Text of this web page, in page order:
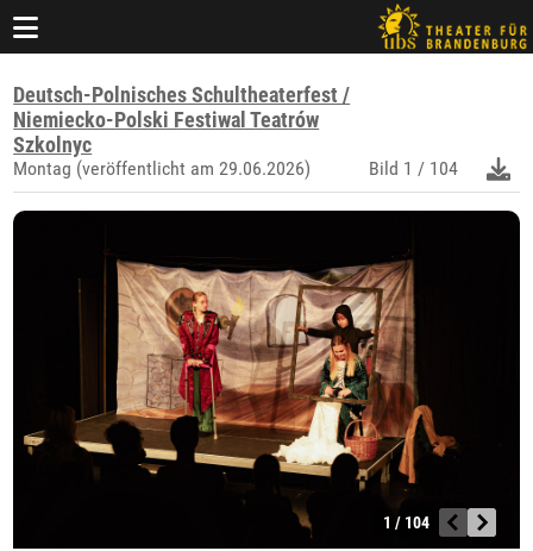
Deutsch-Polnisches Schultheaterfest /
Niemiecko-Polski Festiwal Teatrów
Szkolnyc
Montag (veröffentlicht am 29.06.2026) Bild 1 / 104
1 / 104